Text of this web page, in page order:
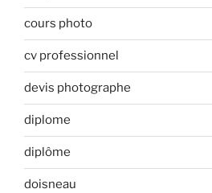
cours photo
cv professionnel
devis photographe
diplome
diplôme
doisneau